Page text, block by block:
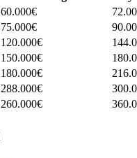
60.000€
75.000€
120.000€
150.000€
180.000€
288.000€
260.000€